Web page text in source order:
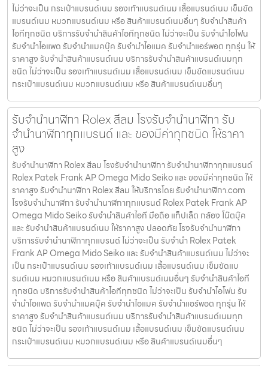
ไม่ว่าจะเป็น กระเป๋าแบรนด์เนม รองเท้าแบรนด์เนม เสื้อแบรนด์เนม เข็มขัด
แบรนด์เนม หมวกแบรนด์เนม หรือ สินค้าแบรนด์เนมอื่นๆ รับจำนำสินค้า
ไอทีทุกชนิด บริการรับจำนำสินค้าไอทีทุกชนิด ไม่ว่าจะเป็น รับจำนำไอโฟน
รับจำนำไอแพด รับจำนำแมคบุ๊ค รับจำนำไอแมค รับจำนำแอร์พอต ทุกรุ่น ให้
ราคาสูง รับจำนำสินค้าแบรนด์เนม บริการรับจำนำสินค้าแบรนด์เนมทุก
ชนิด ไม่ว่าจะเป็น รองเท้าแบรนด์เนม เสื้อแบรนด์เนม เข็มขัดแบรนด์เนม
กระเป๋าแบรนด์เนม หมวกแบรนด์เนม หรือ สินค้าแบรนด์เนมอื่นๆ
รับจำนำนาฬิกา Rolex สีลม โรงรับจำนำนาฬิกา รับ
จำนำนาฬิกาทุกแบรนด์ และ ของมีค่าทุกชนิด ให้ราคา
สูง
รับจำนำนาฬิกา Rolex สีลม โรงรับจำนำนาฬิกา รับจำนำนาฬิกาทุกแบรนด์
Rolex Patek Frank AP Omega Mido Seiko และ ของมีค่าทุกชนิด ให้
ราคาสูง รับจำนำนาฬิกา Rolex สีลม ให้บริการโดย รับจํานํานาฬิกา.com
โรงรับจำนำนาฬิกา รับจำนำนาฬิกาทุกแบรนด์ Rolex Patek Frank AP
Omega Mido Seiko รับจำนำสินค้าไอที มือถือ แท็ปเล็ต กล้อง โน๊ตบุ๊ค
และ รับจำนำสินค้าแบรนด์เนม ให้ราคาสูง ปลอดภัย โรงรับจำนำนาฬิกา
บริการรับจำนำนาฬิกาทุกแบรนด์ ไม่ว่าจะเป็น รับจำนำ Rolex Patek
Frank AP Omega Mido Seiko และ รับจำนำสินค้าแบรนด์เนม ไม่ว่าจะ
เป็น กระเป๋าแบรนด์เนม รองเท้าแบรนด์เนม เสื้อแบรนด์เนม เข็มขัดแบ
รนด์เนม หมวกแบรนด์เนม หรือ สินค้าแบรนด์เนมอื่นๆ รับจำนำสินค้าไอที
ทุกชนิด บริการรับจำนำสินค้าไอทีทุกชนิด ไม่ว่าจะเป็น รับจำนำไอโฟน รับ
จำนำไอแพด รับจำนำแมคบุ๊ค รับจำนำไอแมค รับจำนำแอร์พอต ทุกรุ่น ให้
ราคาสูง รับจำนำสินค้าแบรนด์เนม บริการรับจำนำสินค้าแบรนด์เนมทุก
ชนิด ไม่ว่าจะเป็น รองเท้าแบรนด์เนม เสื้อแบรนด์เนม เข็มขัดแบรนด์เนม
กระเป๋าแบรนด์เนม หมวกแบรนด์เนม หรือ สินค้าแบรนด์เนมอื่นๆ